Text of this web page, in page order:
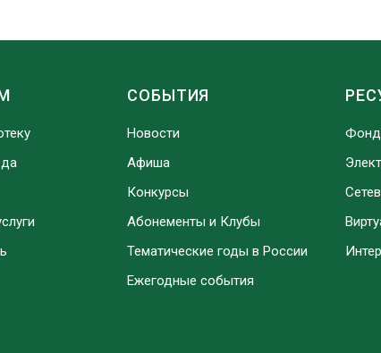
СОБЫТИЯ
Новости
Афиша
Конкурсы
Абонементы и Клубы
Тематические годы в России
Ежегодные события